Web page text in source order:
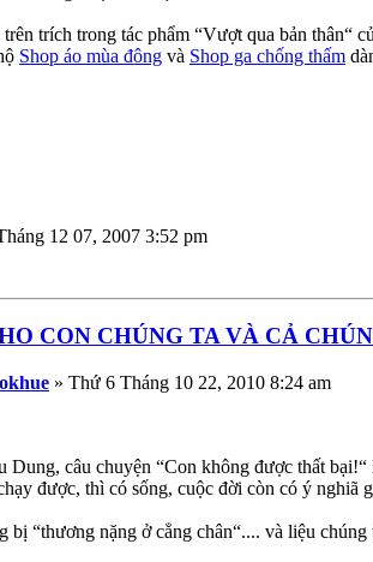
trích trong tác phẩm “Vượt qua bản thân“
Shop áo mùa đông và Shop ga chống thấm
12 07, 2007 3:52 pm
CON CHÚNG TA VÀ CẢ
» Thứ 6 Tháng 10 22, 2010 8:24 am
Dung, câu chuyện “Con không được thất
được, thì có sống, cuộc đời còn có ý nghiã
bị “thương nặng ở cẳng chân“.... và liệu